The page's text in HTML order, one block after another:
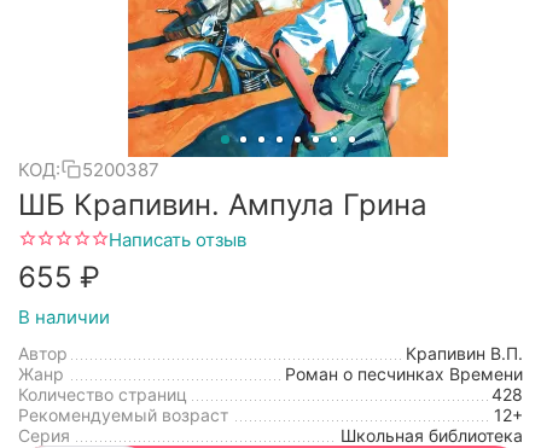
КОД: 5200387
ШБ Крапивин. Ампула Грина
Написать отзыв
‍655‍ ₽
В наличии
Автор
Крапивин В.П.
Жанр
Роман о песчинках Времени
Количество страниц
428
Рекомендуемый возраст
12+
Серия
Школьная библиотека